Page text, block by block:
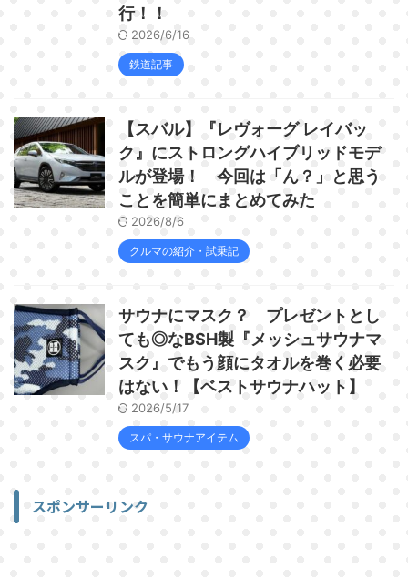
行！！
2026/6/16
鉄道記事
【スバル】『レヴォーグ レイバッ
ク』にストロングハイブリッドモデ
ルが登場！ 今回は「ん？」と思う
ことを簡単にまとめてみた
2026/8/6
クルマの紹介・試乗記
サウナにマスク？ プレゼントとし
ても◎なBSH製『メッシュサウナマ
スク』でもう顔にタオルを巻く必要
はない！【ベストサウナハット】
2026/5/17
スパ・サウナアイテム
スポンサーリンク